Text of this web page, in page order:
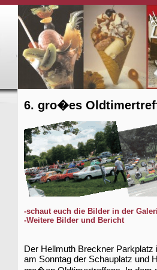
6. gro�es
-schaut euch die Bilder in der
-Weitere Bilder und Bericht
Der Hellmuth Breckner Parkplatz
am Sonntag der Schauplatz und